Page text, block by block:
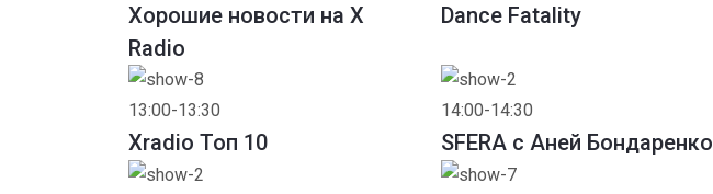
Хорошие новости на X
Radio
Dance Fatality
13:00-13:30
Xradio Топ 10
14:00-14:30
SFERA с Аней Бондаренко